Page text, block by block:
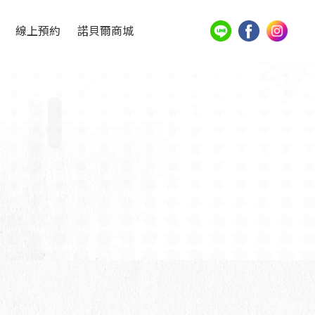
線上預約 諾貝爾商城